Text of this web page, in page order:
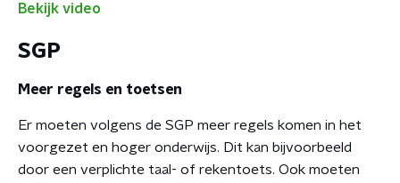
Bekijk video
SGP
Meer regels en toetsen
Er moeten volgens de SGP meer regels komen in het
voorgezet en hoger onderwijs. Dit kan bijvoorbeeld
door een verplichte taal- of rekentoets. Ook moeten